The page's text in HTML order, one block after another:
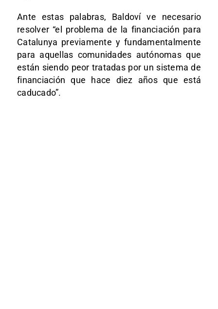
Ante estas palabras, Baldoví ve necesario
resolver “el problema de la financiación para
Catalunya previamente y fundamentalmente
para aquellas comunidades autónomas que
están siendo peor tratadas por un sistema de
financiación que hace diez años que está
caducado”.